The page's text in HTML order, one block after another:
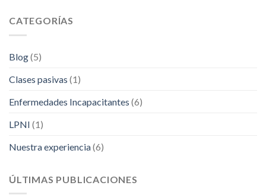
CATEGORÍAS
Blog(5)
Clases pasivas (1)
Enfermedades Incapacitantes (6)
LPNI (1)
Nuestra experiencia(6)
ÚLTIMAS PUBLICACIONES